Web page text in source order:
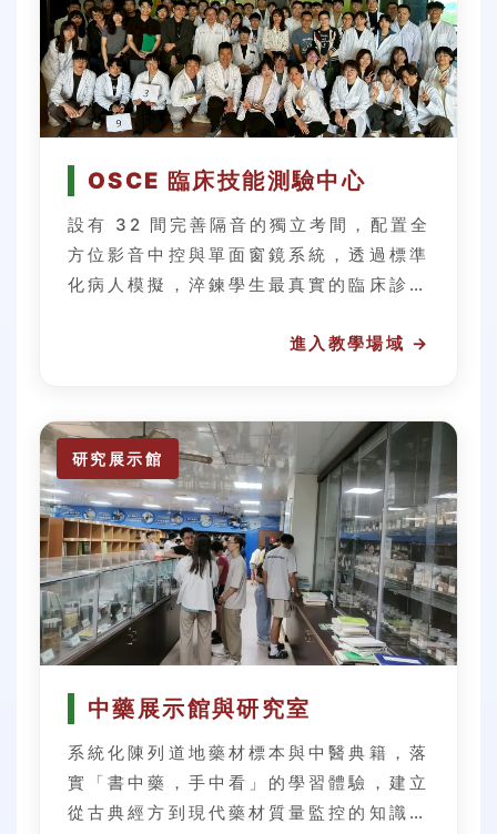
OSCE 臨床技能測驗中心
設有 32 間完善隔音的獨立考間，配置全
方位影音中控與單面窗鏡系統，透過標準
化病人模擬，淬鍊學生最真實的臨床診察
研究展示館
中藥展示館與研究室
系統化陳列道地藥材標本與中醫典籍，落
實「書中藥，手中看」的學習體驗，建立
從古典經方到現代藥材質量監控的知識網